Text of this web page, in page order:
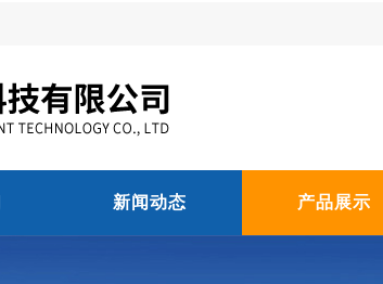
新闻动态 产品展示